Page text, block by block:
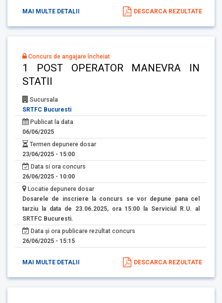
MAI MULTE DETALII DESCARCA REZULTATE
Concurs de angajare încheiat
1 POST OPERATOR MANEVRA IN
STATII
Sucursala
SRTFC Bucuresti
Publicat la data
06/06/2025
Termen depunere dosar
23/06/2025 - 15:00
Data si ora concurs
26/06/2025 - 10:00
Locatie depunere dosar
Dosarele de inscriere la concurs se vor depune pana cel
tarziu la data de 23.06.2025, ora 15:00 la Serviciul R.U. al
SRTFC Bucuresti.
Data și ora publicare rezultat concurs
26/06/2025 - 15:15
MAI MULTE DETALII DESCARCA REZULTATE